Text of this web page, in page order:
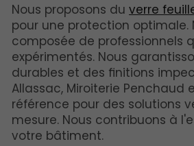
Nous proposons du verre
pour une protection optimale.
composée de professionnels
expérimentés. Nous
durables et des finitions
Allassac, Miroiterie Penchaud
référence pour des solutions
mesure. Nous contribuons à
votre bâtiment.